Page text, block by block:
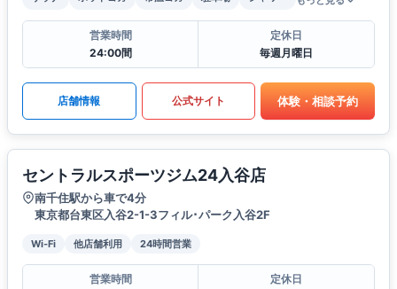
営業時間
24:00間
定休日
毎週月曜日
店舗情報 公式サイト 体験・相談予約
セントラルスポーツジム24入谷店
南千住駅から車で4分
東京都台東区入谷2-1-3フィル･パーク入谷2F
Wi-Fi 他店舗利用 24時間営業
営業時間
定休日